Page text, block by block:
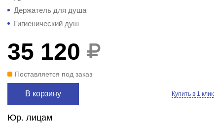
Держатель для душа
Гигиенический душ
35 120
Поставляется под заказ
В корзину Купить в 1 клик
Юр. лицам